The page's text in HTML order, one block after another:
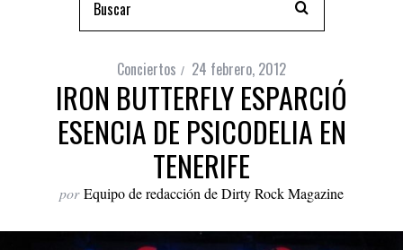
Conciertos 24 febrero, 2012
IRON BUTTERFLY ESPARCIÓ
ESENCIA DE PSICODELIA EN
TENERIFE
por Equipo de redacción de Dirty Rock Magazine